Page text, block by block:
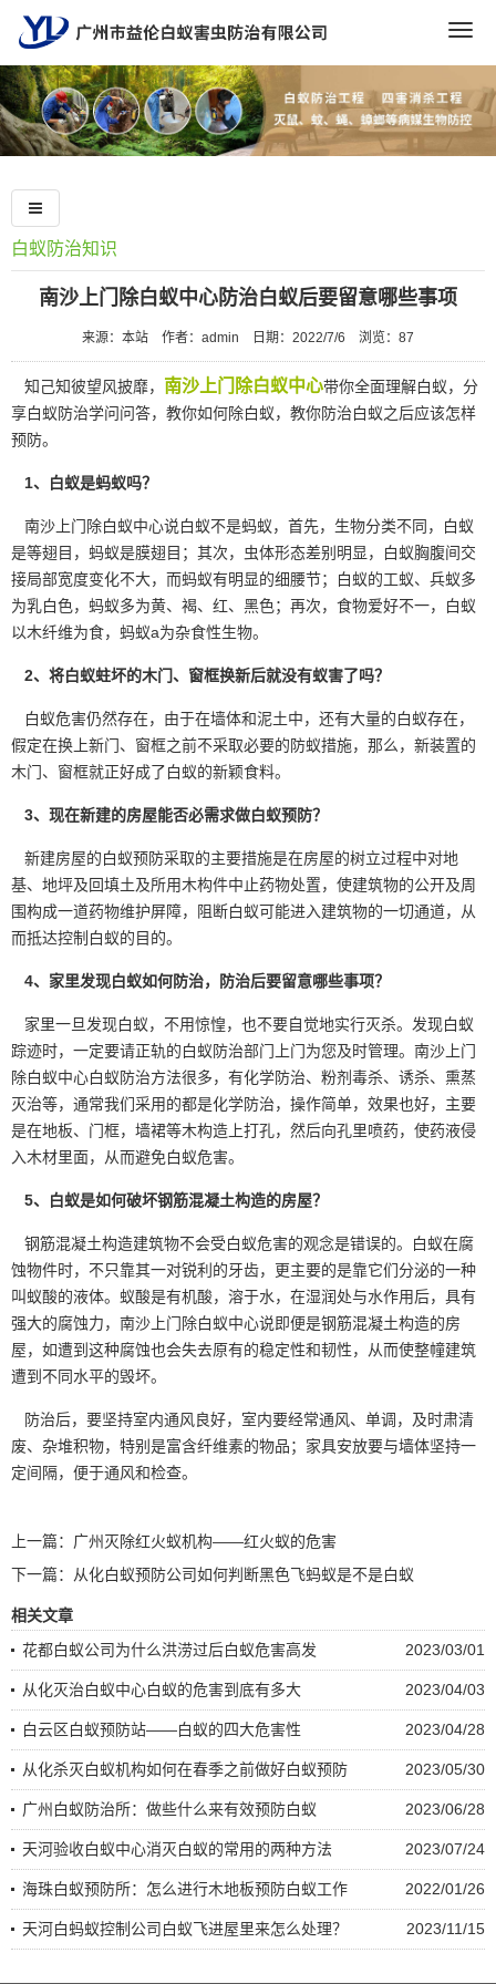
白蚁防治知识
南沙上门除白蚁中心防治白蚁后要留意哪些事项
来源：本站 作者：admin 日期：2022/7/6 浏览： 87
知己知彼望风披靡， 南沙上门除白蚁中心带你全面理解白蚁，分
享白蚁防治学问问答，教你如何除白蚁，教你防治白蚁之后应该怎样
预防。
1、白蚁是蚂蚁吗？
南沙上门除白蚁中心说白蚁不是蚂蚁，首先，生物分类不同，白蚁
是等翅目，蚂蚁是膜翅目；其次，虫体形态差别明显，白蚁胸腹间交
接局部宽度变化不大，而蚂蚁有明显的细腰节；白蚁的工蚁、兵蚁多
为乳白色，蚂蚁多为黄、褐、红、黑色；再次，食物爱好不一，白蚁
以木纤维为食，蚂蚁a为杂食性生物。
2、将白蚁蛀坏的木门、窗框换新后就没有蚁害了吗？
白蚁危害仍然存在，由于在墙体和泥土中，还有大量的白蚁存在，
假定在换上新门、窗框之前不采取必要的防蚁措施，那么，新装置的
木门、窗框就正好成了白蚁的新颖食料。
3、现在新建的房屋能否必需求做白蚁预防？
新建房屋的白蚁预防采取的主要措施是在房屋的树立过程中对地
基、地坪及回填土及所用木构件中止药物处置，使建筑物的公开及周
围构成一道药物维护屏障，阻断白蚁可能进入建筑物的一切通道，从
而抵达控制白蚁的目的。
4、家里发现白蚁如何防治，防治后要留意哪些事项？
家里一旦发现白蚁，不用惊惶，也不要自觉地实行灭杀。发现白蚁
踪迹时，一定要请正轨的白蚁防治部门上门为您及时管理。南沙上门
除白蚁中心白蚁防治方法很多，有化学防治、粉剂毒杀、诱杀、熏蒸
灭治等，通常我们采用的都是化学防治，操作简单，效果也好，主要
是在地板、门框，墙裙等木构造上打孔，然后向孔里喷药，使药液侵
入木材里面，从而避免白蚁危害。
5、白蚁是如何破坏钢筋混凝土构造的房屋？
钢筋混凝土构造建筑物不会受白蚁危害的观念是错误的。白蚁在腐
蚀物件时，不只靠其一对锐利的牙齿，更主要的是靠它们分泌的一种
叫蚁酸的液体。蚁酸是有机酸，溶于水，在湿润处与水作用后，具有
强大的腐蚀力，南沙上门除白蚁中心说即便是钢筋混凝土构造的房
屋，如遭到这种腐蚀也会失去原有的稳定性和韧性，从而使整幢建筑
遭到不同水平的毁坏。
防治后，要坚持室内通风良好，室内要经常通风、单调，及时肃清
废、杂堆积物，特别是富含纤维素的物品；家具安放要与墙体坚持一
定间隔，便于通风和检查。
上一篇： 广州灭除红火蚁机构——红火蚁的危害
下一篇：
从化白蚁预防公司如何判断黑色飞蚂蚁是不是白蚁
相关文章
2023/03/01
花都白蚁公司为什么洪涝过后白蚁危害高发
2023/04/03
从化灭治白蚁中心白蚁的危害到底有多大
2023/04/28
白云区白蚁预防站——白蚁的四大危害性
2023/05/30
从化杀灭白蚁机构如何在春季之前做好白蚁预防
2023/06/28
广州白蚁防治所：做些什么来有效预防白蚁
2023/07/24
天河验收白蚁中心消灭白蚁的常用的两种方法
2022/01/26
海珠白蚁预防所：怎么进行木地板预防白蚁工作
2023/11/15
天河白蚂蚁控制公司白蚁飞进屋里来怎么处理？